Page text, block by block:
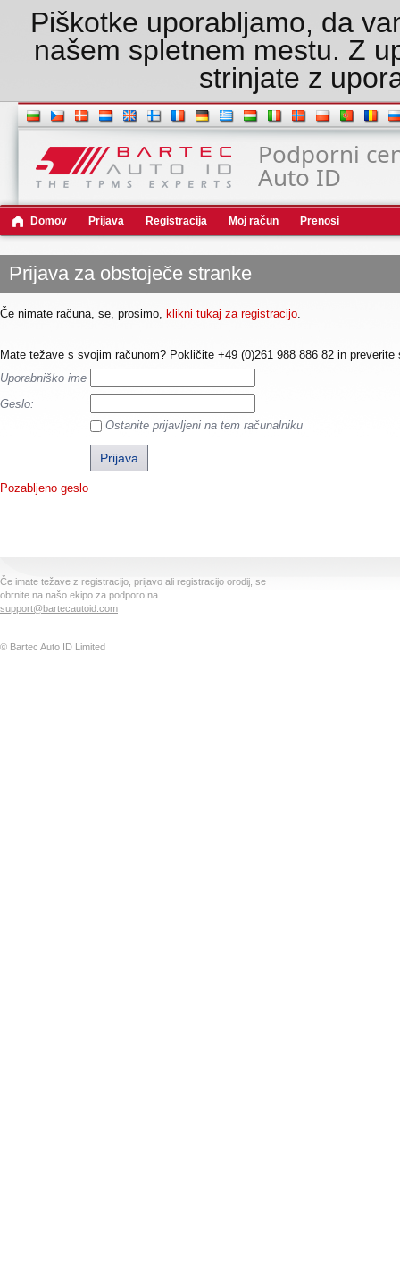
Piškotke uporabljamo, da
našem spletnem mestu. Z
strinjate z
Podporni
Auto ID
Domov Prijava Registracija Moj račun Prenosi
Prijava za obstoječe stranke
Če nimate računa, se, prosimo, klikni tukaj za registracijo.
Mate težave s svojim računom? Pokličite +49 (0)261 988 886 82 in preverite
Uporabniško ime
Geslo:
Ostanite prijavljeni na tem računalniku
Pozabljeno geslo
Če imate težave z registracijo, prijavo ali registracijo orodij, se
obrnite na našo ekipo za podporo na
support@bartecautoid.com
© Bartec Auto ID Limited